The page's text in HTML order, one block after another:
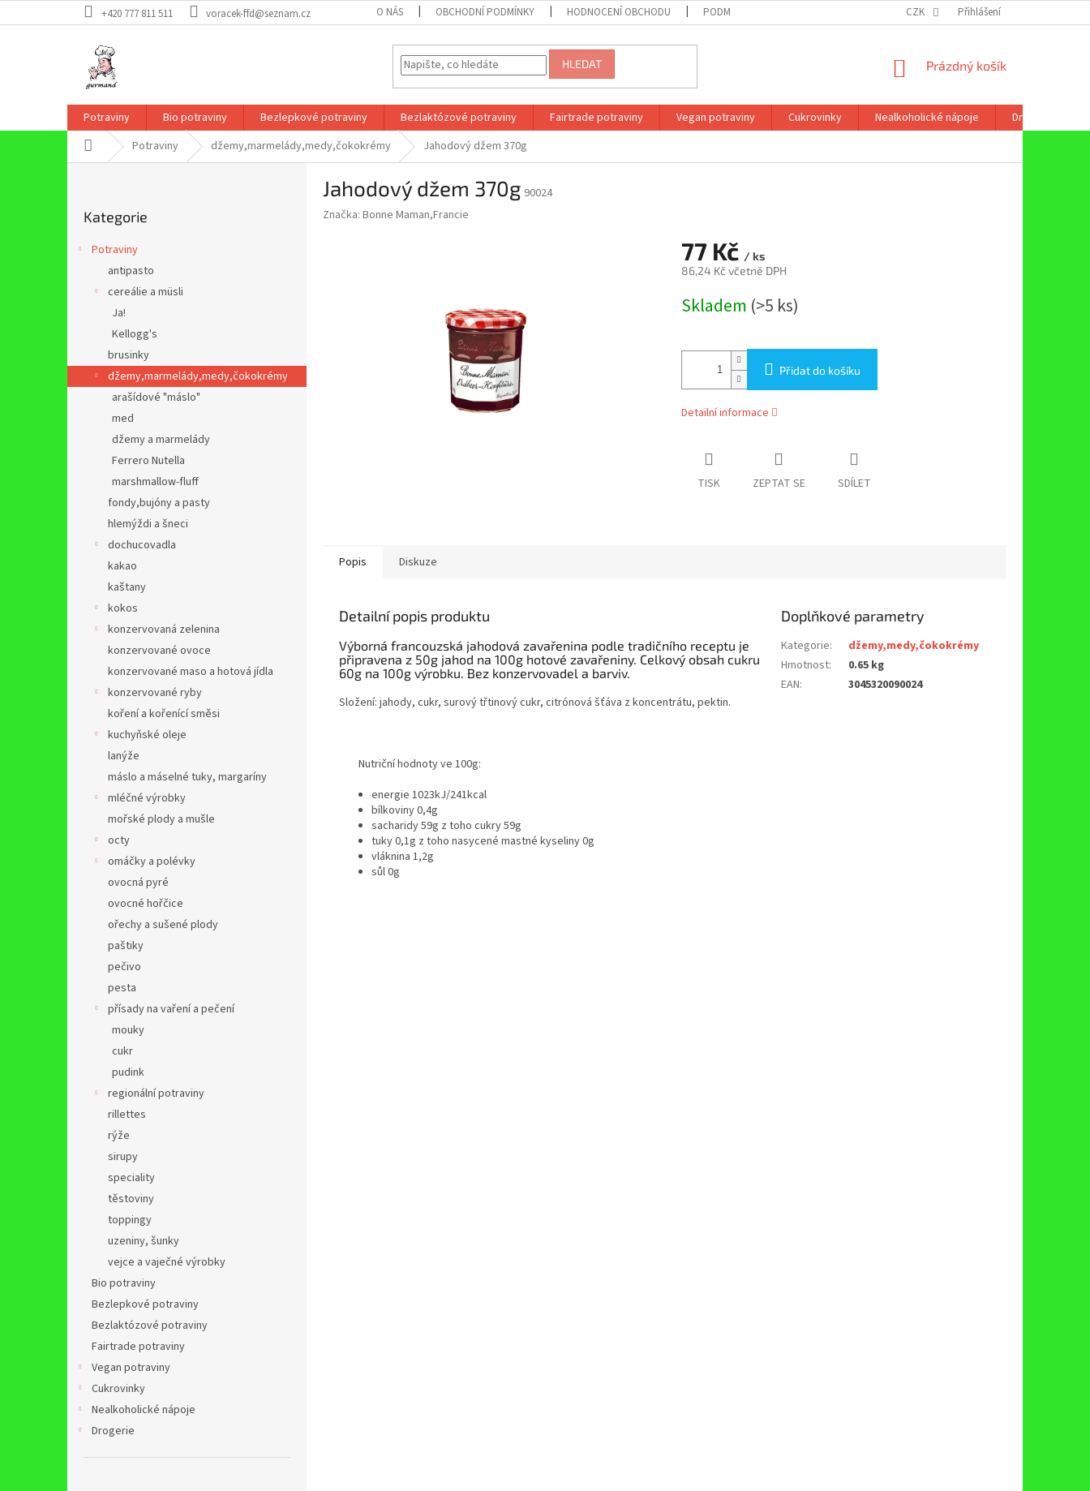
na
+420 777 811 511 voracek-ffd@seznam.cz O NÁS OBCHODNÍ PODMÍNKY HODNOCENÍ OBCHODU PODMÍNKY OCHRANY OSOBNÍCH ÚDAJŮ CZK Přihlášení
HLEDAT
NÁKUPNÍ
Prázdný košík
Potraviny Bio potraviny Bezlepkové potraviny Bezlaktózové potraviny Fairtrade potraviny Vegan potraviny Cukrovinky Nealkoholické nápoje Drogerie
Domů Potraviny džemy,marmelády,medy,čokokrémy Jahodový džem 370g
n
e
kategorie
Kategorie
Potraviny
antipasto
cereálie a müsli
Ja!
Kellogg's
brusinky
džemy,marmelády,medy,čokokrémy
arašídové "máslo"
med
džemy a marmelády
Ferrero Nutella
marshmallow-fluff
fondy,bujóny a pasty
hlemýždi a šneci
dochucovadla
kakao
kaštany
kokos
konzervovaná zelenina
konzervované ovoce
konzervované maso a hotová jídla
konzervované ryby
koření a kořenící směsi
kuchyňské oleje
lanýže
máslo a máselné tuky, margaríny
mléčné výrobky
mořské plody a mušle
octy
omáčky a polévky
ovocná pyré
ovocné hořčice
ořechy a sušené plody
paštiky
pečivo
pesta
přísady na vaření a pečení
mouky
cukr
pudink
regionální potraviny
rillettes
rýže
sirupy
speciality
těstoviny
toppingy
uzeniny, šunky
vejce a vaječné výrobky
Bio potraviny
Bezlepkové potraviny
Bezlaktózové potraviny
Fairtrade potraviny
Vegan potraviny
Cukrovinky
Nealkoholické nápoje
Drogerie
Jahodový džem 370g 90024
Značka: Bonne Maman,Francie
77 Kč / ks
86,24 Kč včetně DPH
cena:
Skladem (>5 ks)
Přidat do košíku
Detailní informace
TISK ZEPTAT SE SDÍLET
Popis Diskuze
Detailní popis produktu
Výborná francouzská jahodová zavařenina podle tradičního receptu je
připravena z 50g jahod na 100g hotové zavařeniny. Celkový obsah cukru
60g na 100g výrobku. Bez konzervovadel a barviv.
Složení: jahody, cukr, surový třtinový cukr, citrónová šťáva z koncentrátu, pektin.
Nutriční hodnoty ve 100g:
energie 1023kJ/241kcal
bílkoviny 0,4g
sacharidy 59g z toho cukry 59g
tuky 0,1g z toho nasycené mastné kyseliny 0g
vláknina 1,2g
sůl 0g
Doplňkové parametry
Kategorie:
džemy,medy,čokokrémy
Hmotnost:
0.65 kg
EAN: 3045320090024